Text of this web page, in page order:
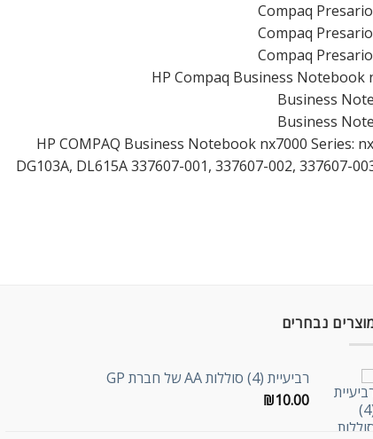
Compaq
Compaq
Compaq
HP Compaq Business Notebook
Business
Business
HP COMPAQ Business Notebook nx7000 Series:
DG103A, DL615A 337607-001, 337607-002, 337607-
נבחרים
רביעיית (4) סוללות AA של חברת GP
₪10.00